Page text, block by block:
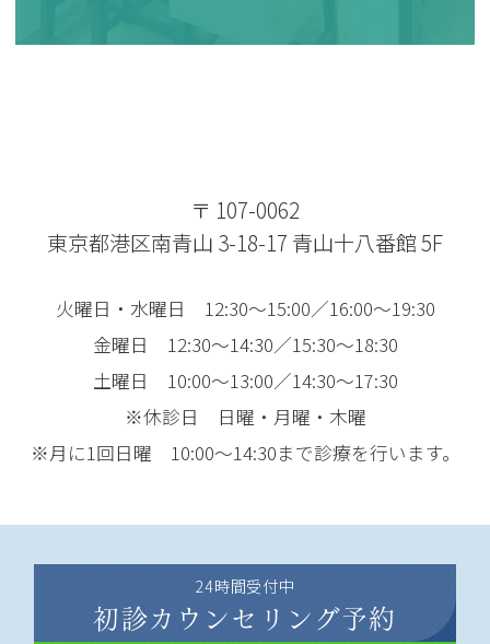
〒 107-0062
東京都港区南青山 3-18-17 青山十八番館 5F
火曜日・水曜日 12:30～15:00／16:00～19:30
金曜日 12:30～14:30／15:30～18:30
土曜日 10:00～13:00／14:30～17:30
※休診日 日曜・月曜・木曜
※月に1回日曜 10:00～14:30まで診療を行います。
24時間受付中
初診カウンセリング予約